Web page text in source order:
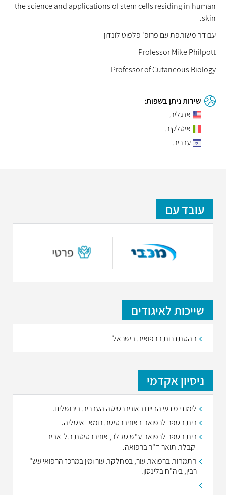
the science and applications of stem cells residing in human
skin.
עבודה משותפת עם פרופ' פלפוט לונדון
Professor Mike Philpott
Professor of Cutaneous Biology
שירות ניתן בשפות:
אנגלית
איטלקית
עברית
עובד עם
שייכות לאיגודים
ההסתדרות הרפואית בישראל
ניסיון אקדמי
לימודי מדעי החיים באוניברסיטה העברית בירושלים.
בית הספר לרפואה באוניברסיטת רומא- איטליה.
בית הספר לרפואה ע"ש סקלר, אוניברסיטת תל-אביב –
קבלת תואר ד"ר ברפואה.
התמחות ברפואת עור, במחלקת עור ומין במרכז הרפואי עש"
רבין,ביה"ח בלינסון.